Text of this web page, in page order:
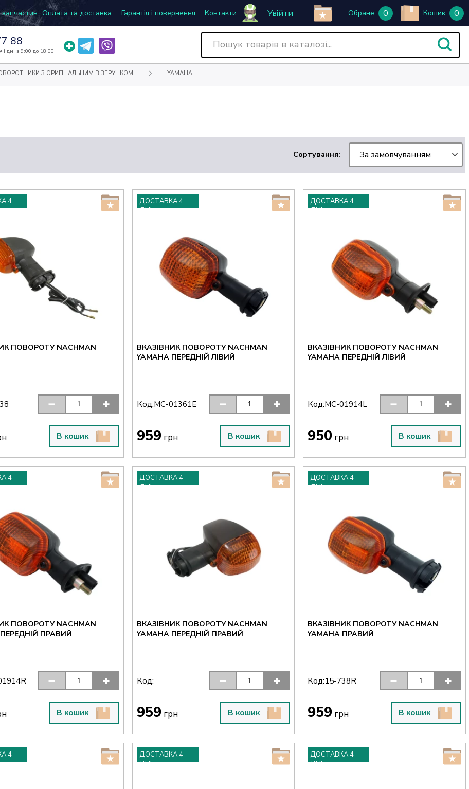
запчастин Оплата та доставка Гарантія і повернення Контакти Увійти Обране 0 Кошик 0
88
дні з 9:00 до 18:00
З ОРИГІНАЛЬНИМ ВІЗЕРУНКОМ YAMAHA
Сортування: За замовчуванням
4
ПОВОРОТУ NACHMAN
В кошик
ДОСТАВКА 4
ДНІ
ВКАЗІВНИК ПОВОРОТУ NACHMAN
YAMAHA ПЕРЕДНІЙ ЛІВИЙ
Код:MC-01361E
959грн В кошик
ДОСТАВКА 4
ДНІ
ВКАЗІВНИК ПОВОРОТУ NACHMAN
YAMAHA ПЕРЕДНІЙ ЛІВИЙ
Код:MC-01914L
950 грн В кошик
4
ПОВОРОТУ NACHMAN
ПЕРЕДНІЙ ПРАВИЙ
В кошик
ДОСТАВКА 4
ДНІ
ВКАЗІВНИК ПОВОРОТУ NACHMAN
YAMAHA ПЕРЕДНІЙ ПРАВИЙ
Код:
959грн В кошик
ДОСТАВКА 4
ДНІ
ВКАЗІВНИК ПОВОРОТУ NACHMAN
YAMAHA ПРАВИЙ
Код:15-738R
959 грн В кошик
4
ДОСТАВКА 4
ДНІ
ДОСТАВКА 4
ДНІ